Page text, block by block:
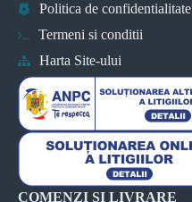
Politica de confidentialitate
Termeni si conditii
Harta Site-ului
COMENZI SI LIVRARE